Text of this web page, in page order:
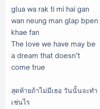
glua wa rak ti mi hai gan
wan neung man glap bpen
khae fan
The love we have may be
a dream that doesn’t
come true
สุดท้ายถ้าไม่มีเธอ วันนั้นจะทำ
เช่นไร